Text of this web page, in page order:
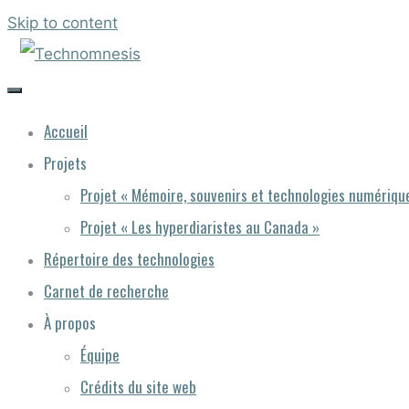
Skip to content
Accueil
Projets
Projet « Mémoire, souvenirs et technologies
Projet « Les hyperdiaristes au Canada »
Répertoire des technologies
Carnet de recherche
À propos
Équipe
Crédits du site web